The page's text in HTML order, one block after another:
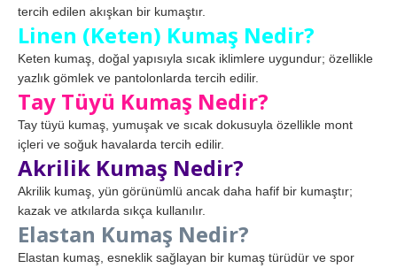
tercih edilen akışkan bir kumaştır.
Linen (Keten) Kumaş Nedir?
Keten kumaş, doğal yapısıyla sıcak iklimlere uygundur; özellikle
yazlık gömlek ve pantolonlarda tercih edilir.
Tay Tüyü Kumaş Nedir?
Tay tüyü kumaş, yumuşak ve sıcak dokusuyla özellikle mont
içleri ve soğuk havalarda tercih edilir.
Akrilik Kumaş Nedir?
Akrilik kumaş, yün görünümlü ancak daha hafif bir kumaştır;
kazak ve atkılarda sıkça kullanılır.
Elastan Kumaş Nedir?
Elastan kumaş, esneklik sağlayan bir kumaş türüdür ve spor